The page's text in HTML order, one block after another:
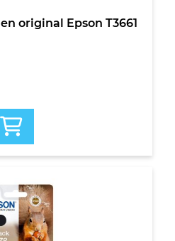
original Epson T3661